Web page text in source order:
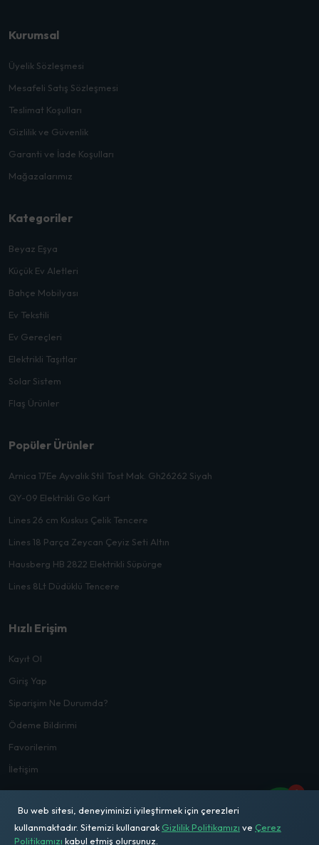
Kurumsal
Üyelik Sözleşmesi
Mesafeli Satış Sözleşmesi
Teslimat Koşulları
Gizlilik ve Güvenlik
Garanti ve İade Koşulları
Mağazalarımız
Kategoriler
Beyaz Eşya
Küçük Ev Aletleri
Bahçe Mobilyası
Ev Tekstili
Ev Gereçleri
Elektrikli Taşıtlar
Solar Sistem
Flaş Ürünler
Popüler Ürünler
Arnica 17Ee Ayvalık Stil Tost Mak. Gh26262 Siyah
QY-09 Elektrikli Go Kart
Lines 26 cm Kuskus Çelik Tencere
Lines 18 Parça Zeycan Çeyiz Seti Altın
Hausberg HB 2822 Elektrikli Süpürge
Lines 8Lt Düdüklü Tencere
Hızlı Erişim
Kayıt Ol
Giriş Yap
Siparişim Ne Durumda?
Ödeme Bildirimi
Favorilerim
İletişim
1
Bu web sitesi, deneyiminizi iyileştirmek için çerezleri
kullanmaktadır. Sitemizi kullanarak Gizlilik Politikamızı ve Çerez
Politikamızı kabul etmiş olursunuz.